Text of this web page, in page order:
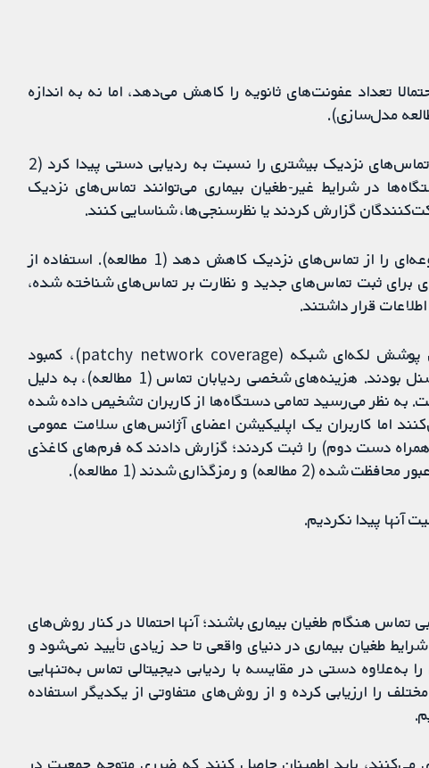
تعداد عفونت‌های ثانویه را کاهش می‌دهد، اما نه به اندازه
ردیابی دیجیتالی تماس در دو مورد طغیان بیماری، تماس‌های نزدیک بیشتری را نسبت به ردیابی دستی پیدا کرد (2
در شرایط غیر-طغیان بیماری می‌توانند تماس‌های نزدیک
گزارش کردند یا نظرسنجی‌ها، شناسایی کنند.
یک اپلیکیشن ممکن است مدت زمان تکمیل مجموعه‌ای را از تماس‌های نزدیک کاهش دهد (1 مطالعه). استفاده از
ثبت تماس‌های جدید و نظارت بر تماس‌های شناخته شده،
قرار داشتند.
مشکلات دسترسی به سیستم (2 مطالعه) شامل پوشش لکه‌‌ای شبکه (patchy network coverage)، کمبود
اطلاعات، مشکلات فنی و نیازهای آموزش بالاتر پرسنل بودند. هزینه‌های شخصی ردیابان تماس (1 مطالعه)، به دلیل
به نظر می‌رسید تمامی دستگاه‌ها از کاربران تشخیص داده شده
اما کاربران یک اپلیکیشن اعضای آژانس‌های سلامت عمومی
دست دوم) را ثبت کردند؛ گزارش دادند كه فرم‌های کاغذی
رمزگذاری شدند (1 مطالعه).
آنها پیدا نکردیم.
هنگام طغیان بیماری باشند؛ آنها احتمالا در کنار روش‌های
طغیان بیماری در دنیای واقعی تا حد زیادی تأیید نمی‌شود و
به‌علاوه دستی در مقایسه با ردیابی دیجیتالی تماس به‌تنهایی
را ارزیابی کرده و از روش‌های متفاوتی از یکدیگر استفاده
می‌کنند، باید اطمینان حاصل کنند که ضرری متوجه جمعیت در